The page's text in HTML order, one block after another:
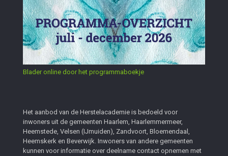
Blader online door het programmaboekje
Het aanbod van de Herstelacademie is bedoeld voor
inwoners uit de gemeenten Haarlem, Haarlemmermeer,
Heemstede, Velsen (IJmuiden), Zandvoort, Bloemendaal,
Heemskerk en Beverwijk. Inwoners van andere gemeenten
kunnen voor informatie over deelname contact opnemen met